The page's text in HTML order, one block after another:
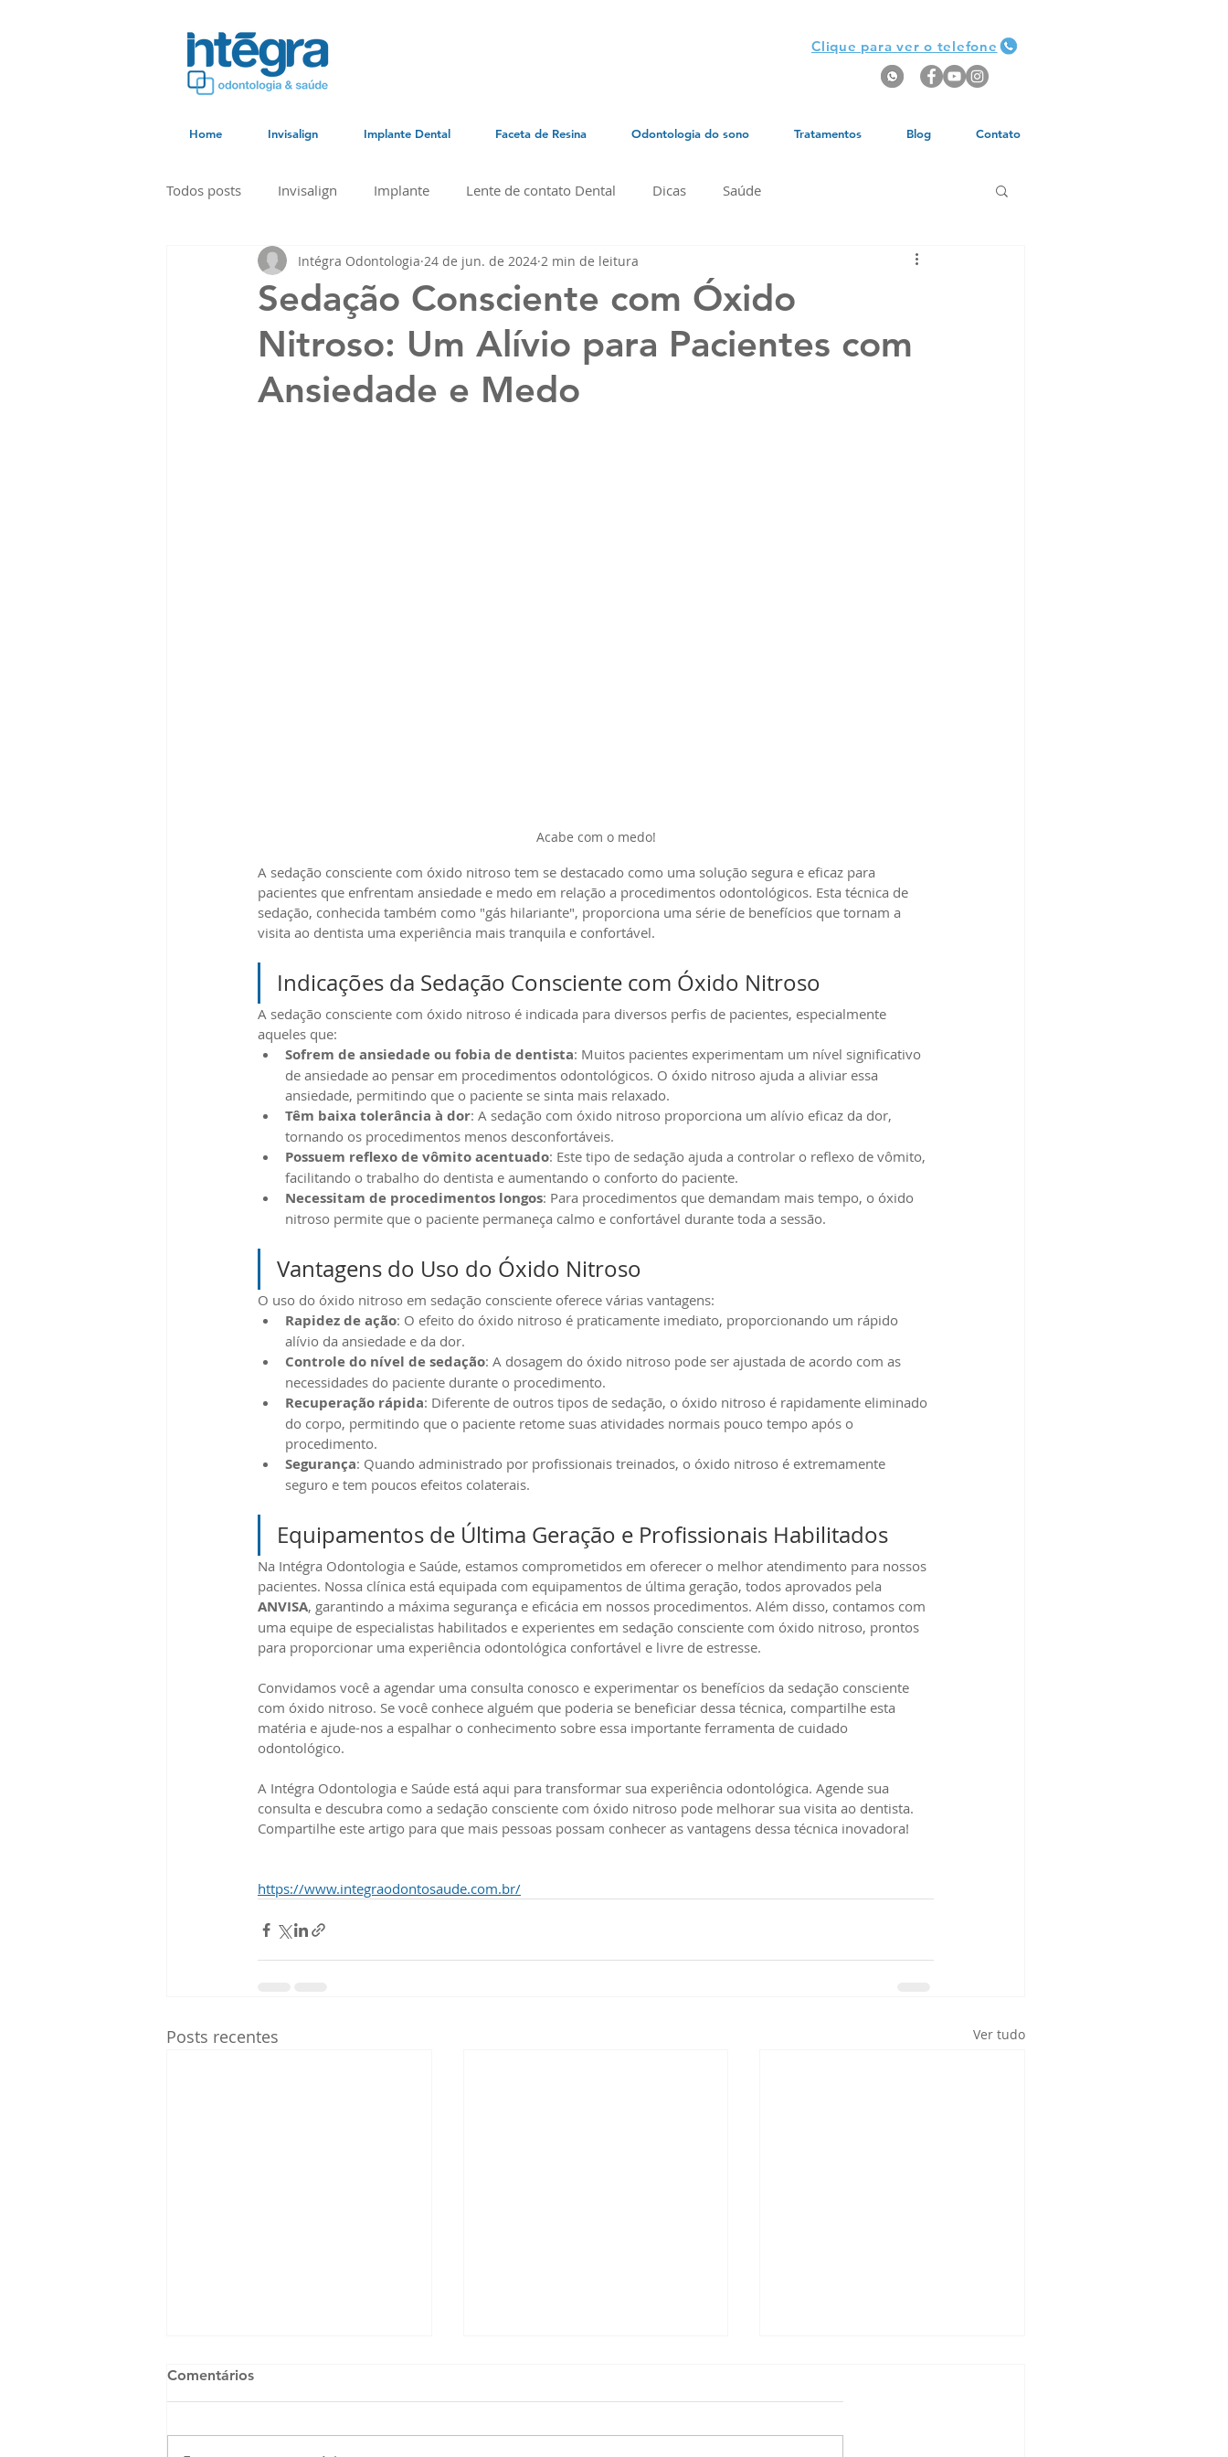
Clique para ver o telefone
Home Invisalign Implante Dental Faceta de Resina Odontologia do sono Tratamentos Blog Contato
Todos posts Invisalign Implante Lente de contato Dental Dicas Saúde
Sedação Consciente com Óxido
Nitroso: Um Alívio para Pacientes com
Ansiedade e Medo
Intégra Odontologia 24 de jun. de 2024 2 min de leitura
Acabe com o medo!
A sedação consciente com óxido nitroso tem se destacado como uma solução segura e eficaz para
pacientes que enfrentam ansiedade e medo em relação a procedimentos odontológicos. Esta técnica de
sedação, conhecida também como "gás hilariante", proporciona uma série de benefícios que tornam a
visita ao dentista uma experiência mais tranquila e confortável.
Indicações da Sedação Consciente com Óxido Nitroso
A sedação consciente com óxido nitroso é indicada para diversos perfis de pacientes, especialmente
aqueles que:
Sofrem de ansiedade ou fobia de dentista: Muitos pacientes experimentam um nível significativo
de ansiedade ao pensar em procedimentos odontológicos. O óxido nitroso ajuda a aliviar essa
ansiedade, permitindo que o paciente se sinta mais relaxado.
Têm baixa tolerância à dor: A sedação com óxido nitroso proporciona um alívio eficaz da dor,
tornando os procedimentos menos desconfortáveis.
Possuem reflexo de vômito acentuado: Este tipo de sedação ajuda a controlar o reflexo de vômito,
facilitando o trabalho do dentista e aumentando o conforto do paciente.
Necessitam de procedimentos longos: Para procedimentos que demandam mais tempo, o óxido
nitroso permite que o paciente permaneça calmo e confortável durante toda a sessão.
Vantagens do Uso do Óxido Nitroso
O uso do óxido nitroso em sedação consciente oferece várias vantagens:
Rapidez de ação: O efeito do óxido nitroso é praticamente imediato, proporcionando um rápido
alívio da ansiedade e da dor.
Controle do nível de sedação: A dosagem do óxido nitroso pode ser ajustada de acordo com as
necessidades do paciente durante o procedimento.
Recuperação rápida: Diferente de outros tipos de sedação, o óxido nitroso é rapidamente eliminado
do corpo, permitindo que o paciente retome suas atividades normais pouco tempo após o
procedimento.
Segurança: Quando administrado por profissionais treinados, o óxido nitroso é extremamente
seguro e tem poucos efeitos colaterais.
Equipamentos de Última Geração e Profissionais Habilitados
Na Intégra Odontologia e Saúde, estamos comprometidos em oferecer o melhor atendimento para nossos
pacientes. Nossa clínica está equipada com equipamentos de última geração, todos aprovados pela
ANVISA, garantindo a máxima segurança e eficácia em nossos procedimentos. Além disso, contamos com
uma equipe de especialistas habilitados e experientes em sedação consciente com óxido nitroso, prontos
para proporcionar uma experiência odontológica confortável e livre de estresse.
Convidamos você a agendar uma consulta conosco e experimentar os benefícios da sedação consciente
com óxido nitroso. Se você conhece alguém que poderia se beneficiar dessa técnica, compartilhe esta
matéria e ajude-nos a espalhar o conhecimento sobre essa importante ferramenta de cuidado
odontológico.
A Intégra Odontologia e Saúde está aqui para transformar sua experiência odontológica. Agende sua
consulta e descubra como a sedação consciente com óxido nitroso pode melhorar sua visita ao dentista.
Compartilhe este artigo para que mais pessoas possam conhecer as vantagens dessa técnica inovadora!
https://www.integraodontosaude.com.br/
Posts recentes Ver tudo
Comentários